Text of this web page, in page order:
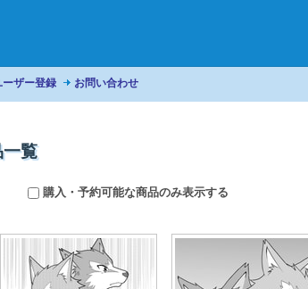
ーザー登録 お問い合わせ
一覧
購入・予約可能な商品のみ表示する